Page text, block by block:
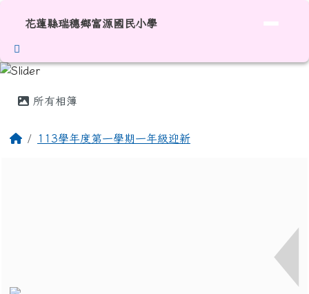
花蓮縣瑞穗鄉富源國民小學
所有相簿
回首頁113學年度第一學期一年級迎新